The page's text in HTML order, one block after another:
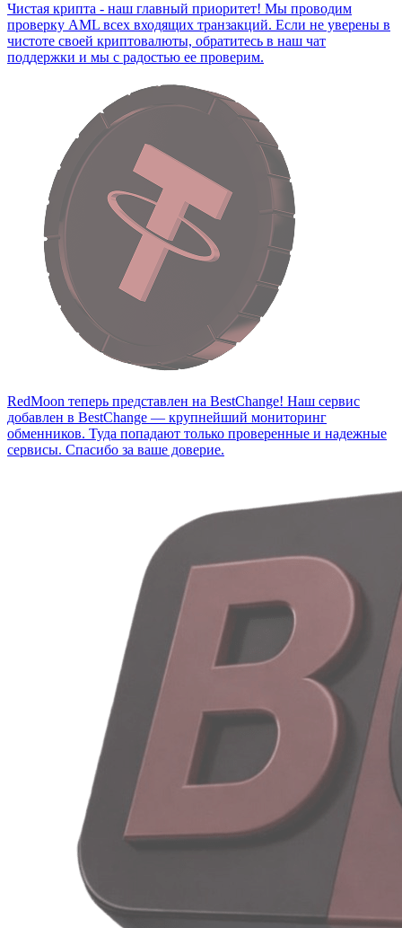
Чистая крипта - наш главный приоритет! Мы проводим
проверку AML всех входящих транзакций. Если не уверены в
чистоте своей криптовалюты, обратитесь в наш чат
поддержки и мы с радостью ее проверим.
RedMoon теперь представлен на BestChange! Наш сервис
добавлен в BestChange — крупнейший мониторинг
обменников. Туда попадают только проверенные и надежные
сервисы. Спасибо за ваше доверие.